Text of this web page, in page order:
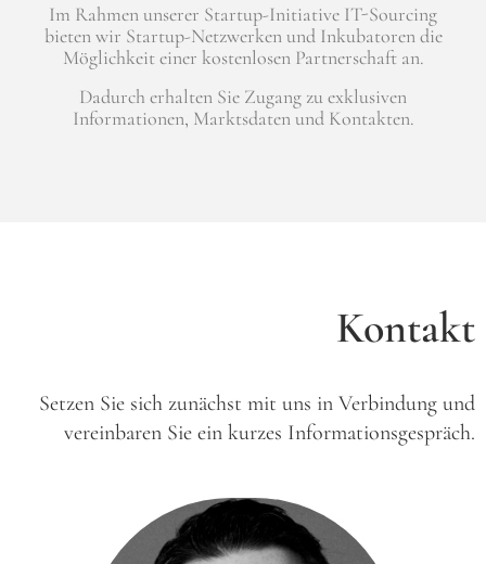
Im Rahmen unserer Startup-Initiative IT-Sourcing
bieten wir Startup-Netzwerken und Inkubatoren die
Möglichkeit einer kostenlosen Partnerschaft an.
Dadurch erhalten Sie Zugang zu exklusiven
Informationen, Marktsdaten und Kontakten.
Kontakt
Setzen Sie sich zunächst mit uns in Verbindung und
vereinbaren Sie ein kurzes Informationsgespräch.